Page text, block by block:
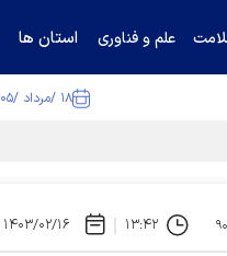
علم و فناوری استان ها
۱۸ /مرداد /۱۴۰۵
۱۳:۴۲ ۱۴۰۳/۰۲/۱۶